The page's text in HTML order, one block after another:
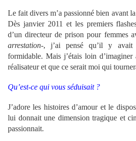
Le fait divers m’a passionné bien avant
Dès janvier 2011 et les premiers
d’un directeur de prison pour femmes
arrestation-, j’ai pensé qu’il y
formidable. Mais j’étais loin
réalisateur et que ce serait moi qui
Qu’est-ce qui vous séduisait ?
J’adore les histoires d’amour et le
lui donnait une dimension tragique et
passionnait.